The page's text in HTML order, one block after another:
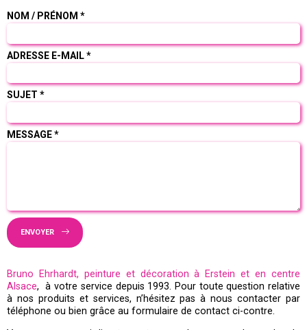
NOM / PRÉNOM *
ADRESSE E-MAIL *
SUJET *
MESSAGE *
ENVOYER
Bruno Ehrhardt, peinture et décoration à Erstein et en centre
Alsace, à votre service depuis 1993. Pour toute question relative
à nos produits et services, n’hésitez pas à nous contacter par
téléphone ou bien grâce au formulaire de contact ci-contre.